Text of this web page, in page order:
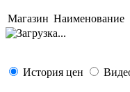
Магазин Наименование
История цен